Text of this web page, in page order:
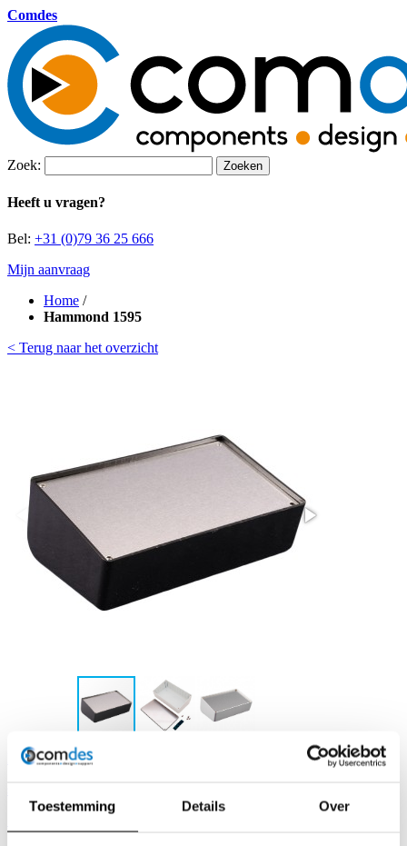
Toestemming Details Over
Comdes
Zoek: Zoeken
Heeft u vragen?
Bel: +31 (0)79 36 25 666
Mijn aanvraag
Home /
Hammond 1595
< Terug naar het overzicht
Download PDF